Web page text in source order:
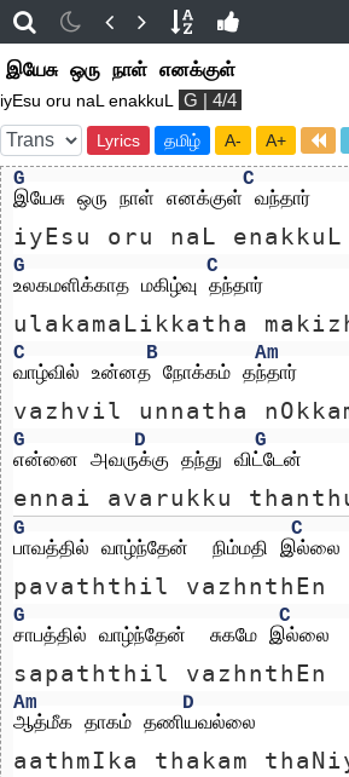
இயேசு ஒரு நாள் எனக்குள்
iyEsu oru naL enakkuL G | 4/4
Lyrics தமிழ் A- A+
G C
இயேசு ஒரு நாள் எனக்குள் வந்தார்
iyEsu oru naL
G C
உலகமளிக்காத மகிழ்வு தந்தார்
ulakamaLikkatha
C B Am
வாழ்வில் உன்னத நோக்கம் தந்தார்
vazhvil unnatha
G D
G
என்னை அவருக்கு தந்து விட்டேன்
ennai avarukku
G
C
பாவத்தில் வாழ்ந்தேன்  நிம்மதி இல்லை
pavaththil
G
C
சாபத்தில் வாழ்ந்தேன்  சுகமே இல்லை
sapaththil
Am
D
ஆத்மீக தாகம் தணியவல்லை
aathmIka thakam